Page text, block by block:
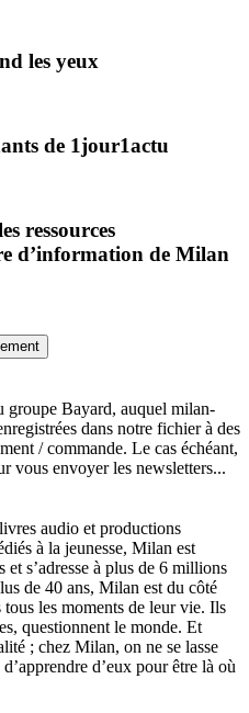
les yeux
de 1jour1actu
ressources
d’information de Milan
groupe Bayard, auquel milan-
dans notre fichier à des
/ commande. Le cas échéant,
vous envoyer les newsletters...
audio et productions
à la jeunesse, Milan est
et s’adresse à plus de 6 millions
de 40 ans, Milan est du côté
tous les moments de leur vie. Ils
questionnent le monde. Et
; chez Milan, on ne se lasse
d’eux pour être là où